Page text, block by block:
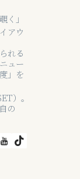
く」
アウ
れる
ュー
」を
）。
の